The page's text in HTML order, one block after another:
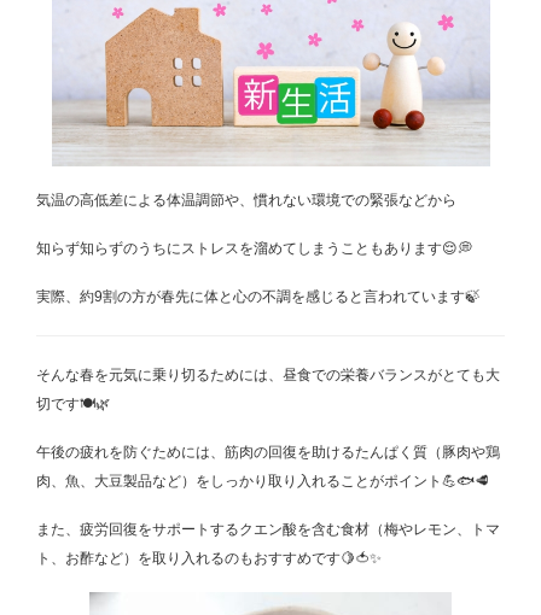
気温の高低差による体温調節や、慣れない環境での緊張などから
知らず知らずのうちにストレスを溜めてしまうこともあります😌💭
実際、約9割の方が春先に体と心の不調を感じると言われています🍃
そんな春を元気に乗り切るためには、昼食での栄養バランスがとても大
切です🍽️🌿
午後の疲れを防ぐためには、筋肉の回復を助けるたんぱく質（豚肉や鶏
肉、魚、大豆製品など）をしっかり取り入れることがポイント💪🐟🥩
また、疲労回復をサポートするクエン酸を含む食材（梅やレモン、トマ
ト、お酢など）を取り入れるのもおすすめです🍋🍅✨